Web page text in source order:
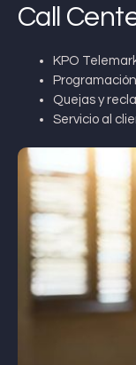
Call
KPO
Quejas y
Servicio al